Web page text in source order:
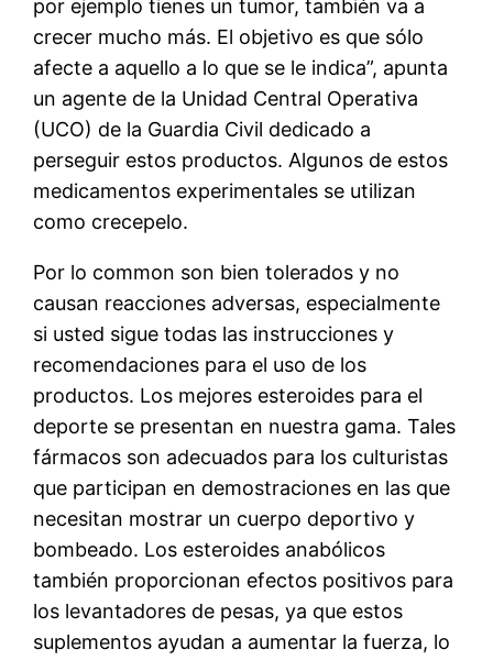
por ejemplo tienes un tumor, también va a
crecer mucho más. El objetivo es que sólo
afecte a aquello a lo que se le indica”, apunta
un agente de la Unidad Central Operativa
(UCO) de la Guardia Civil dedicado a
perseguir estos productos. Algunos de estos
medicamentos experimentales se utilizan
como crecepelo.
Por lo common son bien tolerados y no
causan reacciones adversas, especialmente
si usted sigue todas las instrucciones y
recomendaciones para el uso de los
productos. Los mejores esteroides para el
deporte se presentan en nuestra gama. Tales
fármacos son adecuados para los culturistas
que participan en demostraciones en las que
necesitan mostrar un cuerpo deportivo y
bombeado. Los esteroides anabólicos
también proporcionan efectos positivos para
los levantadores de pesas, ya que estos
suplementos ayudan a aumentar la fuerza, lo